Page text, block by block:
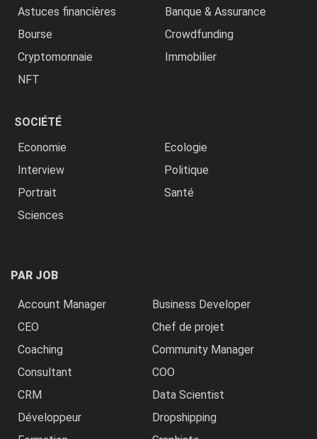
Astuces financières
Banque & Assurance
Bourse
Crowdfunding
Cryptomonnaie
Immobilier
NFT
SOCIÉTÉ
Economie
Ecologie
Interview
Politique
Portrait
Santé
Sciences
PAR JOB
Account Manager
Business Developer
CEO
Chef de projet
Coaching
Community Manager
Consultant
COO
CRM
Data Scientist
Développeur
Dropshipping